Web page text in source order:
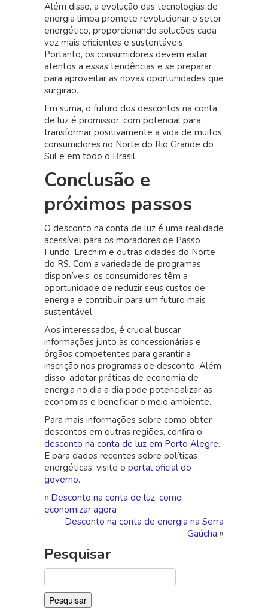
Além disso, a evolução das tecnologias de
energia limpa promete revolucionar o setor
energético, proporcionando soluções cada
vez mais eficientes e sustentáveis.
Portanto, os consumidores devem estar
atentos a essas tendências e se preparar
para aproveitar as novas oportunidades que
surgirão.
Em suma, o futuro dos descontos na conta
de luz é promissor, com potencial para
transformar positivamente a vida de muitos
consumidores no Norte do Rio Grande do
Sul e em todo o Brasil.
Conclusão e
próximos passos
O desconto na conta de luz é uma realidade
acessível para os moradores de Passo
Fundo, Erechim e outras cidades do Norte
do RS. Com a variedade de programas
disponíveis, os consumidores têm a
oportunidade de reduzir seus custos de
energia e contribuir para um futuro mais
sustentável.
Aos interessados, é crucial buscar
informações junto às concessionárias e
órgãos competentes para garantir a
inscrição nos programas de desconto. Além
disso, adotar práticas de economia de
energia no dia a dia pode potencializar as
economias e beneficiar o meio ambiente.
Para mais informações sobre como obter
descontos em outras regiões, confira o
desconto na conta de luz em Porto Alegre.
E para dados recentes sobre políticas
energéticas, visite o portal oficial do
governo.
« Desconto na conta de luz: como
economizar agora
Desconto na conta de energia na Serra
Gaúcha »
Pesquisar
Pesquisar
por: